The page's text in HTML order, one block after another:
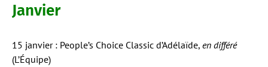
Janvier
15 janvier : People’s Choice Classic d’Adélaïde, en différé
(L’Équipe)